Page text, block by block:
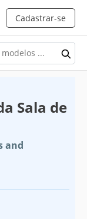
Cadastrar-se
Sala de
and